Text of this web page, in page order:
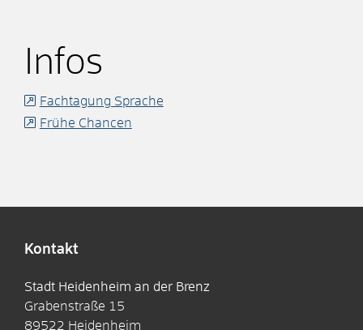
Infos
Fachtagung Sprache
Frühe Chancen
Kontakt
Stadt Heidenheim an der Brenz
Grabenstraße 15
89522 Heidenheim